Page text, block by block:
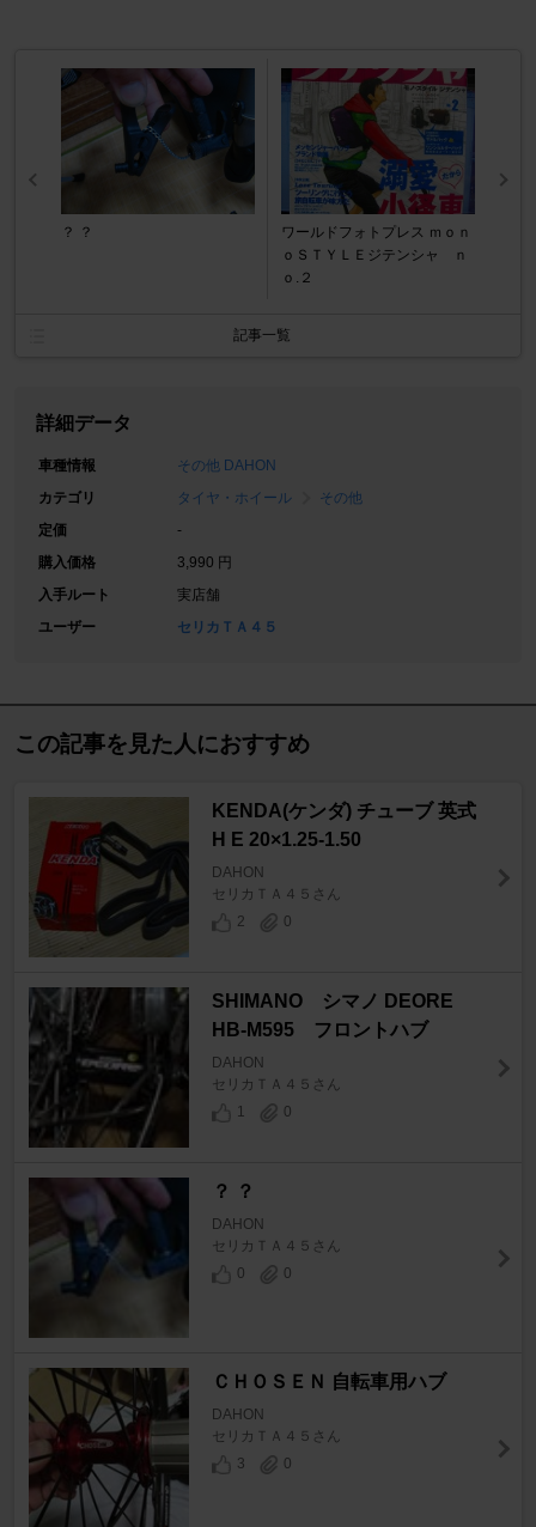
？ ？
ワールドフォトプレス ｍｏｎ
ｏＳＴＹＬＥジテンシャ ｎ
ｏ.２
記事一覧
詳細データ
車種情報
その他 DAHON
カテゴリ
タイヤ・ホイール
その他
定価
-
購入価格
3,990 円
入手ルート
実店舗
ユーザー
セリカＴＡ４５
この記事を見た人におすすめ
KENDA(ケンダ) チューブ 英式
H E 20×1.25-1.50
DAHON
セリカＴＡ４５さん
2
0
SHIMANO シマノ DEORE
HB-M595 フロントハブ
DAHON
セリカＴＡ４５さん
1
0
？ ？
DAHON
セリカＴＡ４５さん
0
0
ＣＨＯＳＥＮ 自転車用ハブ
DAHON
セリカＴＡ４５さん
3
0